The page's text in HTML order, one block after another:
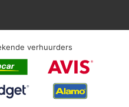
verhuurders